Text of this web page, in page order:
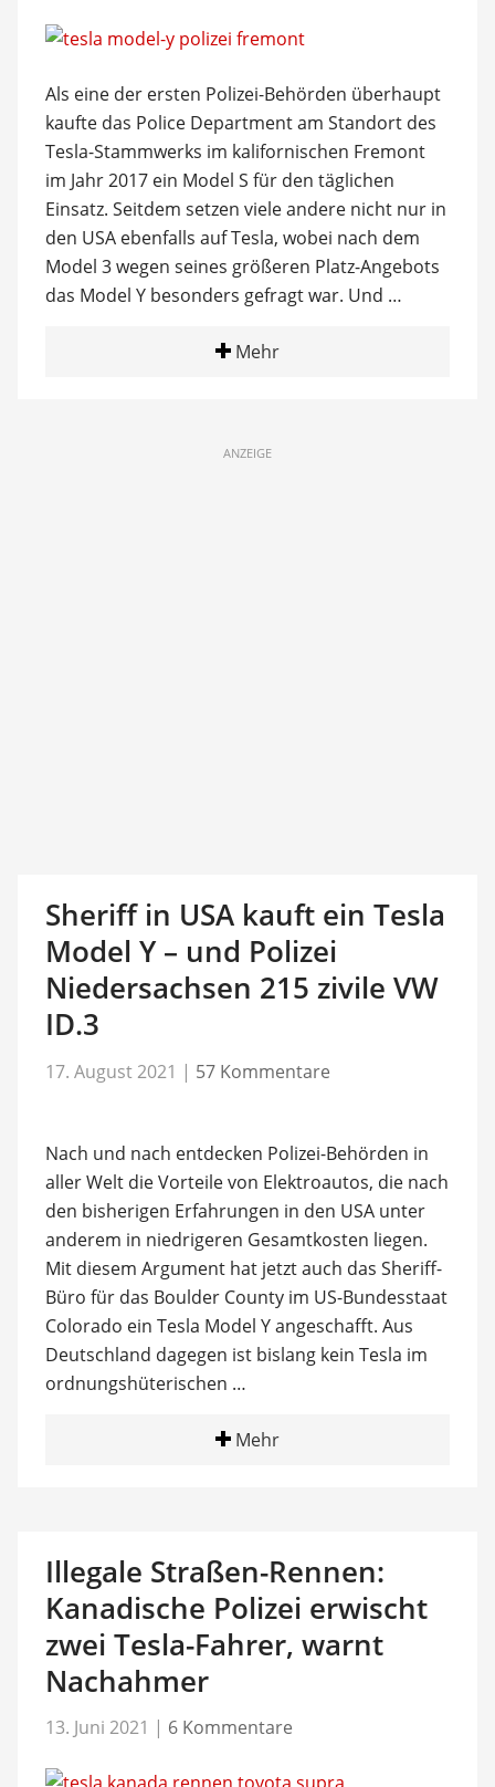
Als eine der ersten Polizei-Behörden überhaupt
kaufte das Police Department am Standort des
Tesla-Stammwerks im kalifornischen Fremont
im Jahr 2017 ein Model S für den täglichen
Einsatz. Seitdem setzen viele andere nicht nur in
den USA ebenfalls auf Tesla, wobei nach dem
Model 3 wegen seines größeren Platz-Angebots
das Model Y besonders gefragt war. Und …
Mehr
ANZEIGE
Sheriff in USA kauft ein Tesla
Model Y – und Polizei
Niedersachsen 215 zivile VW
ID.3
17. August 2021 | 57 Kommentare
Nach und nach entdecken Polizei-Behörden in
aller Welt die Vorteile von Elektroautos, die nach
den bisherigen Erfahrungen in den USA unter
anderem in niedrigeren Gesamtkosten liegen.
Mit diesem Argument hat jetzt auch das Sheriff-
Büro für das Boulder County im US-Bundesstaat
Colorado ein Tesla Model Y angeschafft. Aus
Deutschland dagegen ist bislang kein Tesla im
ordnungshüterischen …
Mehr
Illegale Straßen-Rennen:
Kanadische Polizei erwischt
zwei Tesla-Fahrer, warnt
Nachahmer
13. Juni 2021 | 6 Kommentare